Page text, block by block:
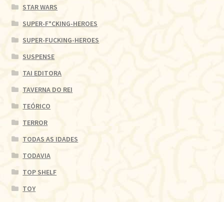
STAR WARS
SUPER-F*CKING-HEROES
SUPER-FUCKING-HEROES
SUSPENSE
TAI EDITORA
TAVERNA DO REI
TEÓRICO
TERROR
TODAS AS IDADES
TODAVIA
TOP SHELF
TOY